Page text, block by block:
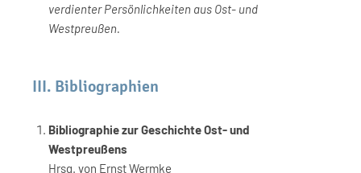
verdienter Persönlichkeiten aus Ost- und
Westpreußen.
III. Bibliographien
Bibliographie zur Geschichte Ost- und
Westpreußens
Hrsg. von Ernst Wermke